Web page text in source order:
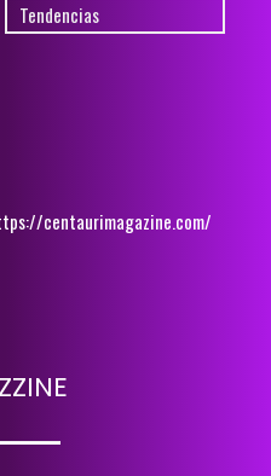
Tendencias
centaurimagazine.com/